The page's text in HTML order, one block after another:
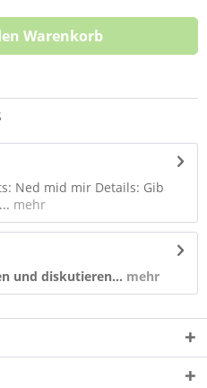
Warenkorb
Ned mid mir Details: Gib
mehr
und diskutieren... mehr